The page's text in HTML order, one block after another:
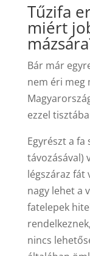
Tűzifa
miért
Bár már
nem éri meg
ezzel
Egyrészt a fa
távozásával)
légszáraz fát
nagy lehet a
fatelepek
nincs